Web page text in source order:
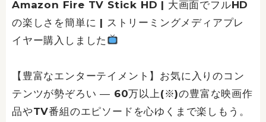
Amazon Fire TV Stick HD | 大画面でフルHD
の楽しさを簡単に | ストリーミングメディアプレ
イヤー購入しました
【豊富なエンターテイメント】お気に入りのコン
テンツが勢ぞろい ― 60万以上(※)の豊富な映画作
品やTV番組のエピソードを心ゆくまで楽しもう。